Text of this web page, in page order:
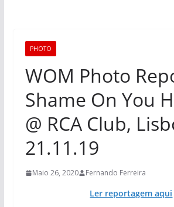
PHOTO
WOM Photo
Shame On You
@ RCA Club,
21.11.19
Maio 26, 2020 Fernando Ferreira
Ler reportagem aqui